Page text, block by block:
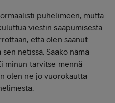
puhelimeen, mutta
viestin saapumisesta
että olen saanut
netissä. Saako nämä
minun tarvitse mennä
olen ne jo vuorokautta